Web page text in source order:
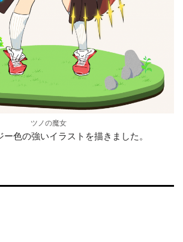
ツノの魔女
色の強いイラストを描きました。